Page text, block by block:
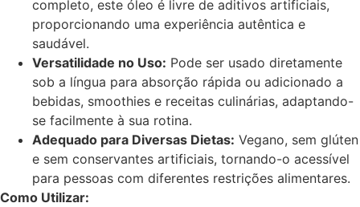
completo, este óleo é livre de aditivos artificiais,
proporcionando uma experiência autêntica e
saudável.
Versatilidade no Uso: Pode ser usado diretamente
sob a língua para absorção rápida ou adicionado a
bebidas, smoothies e receitas culinárias, adaptando-
se facilmente à sua rotina.
Adequado para Diversas Dietas: Vegano, sem glúten
e sem conservantes artificiais, tornando-o acessível
para pessoas com diferentes restrições alimentares.
Como Utilizar: